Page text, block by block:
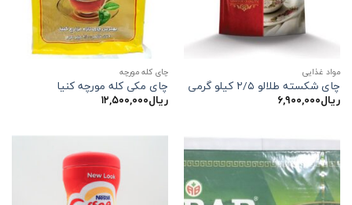
مواد غذایی
چای شکسته طلالو ۲/۵ کیلو گرمی
ریال۶,۹۰۰,۰۰۰
چای کله مورچه
چای مکی کله مورچه کنیا
ریال۱۲,۵۰۰,۰۰۰